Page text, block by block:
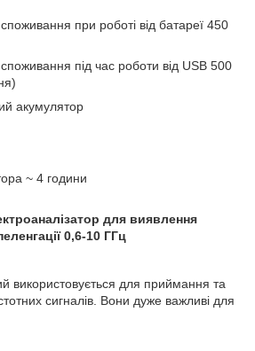
при роботі від батареї 450
під час роботи від USB 500
акумулятор
~ 4 години
для виявлення
0,6-10 ГГц
використовується для приймання та
сигналів. Вони дуже важливі для